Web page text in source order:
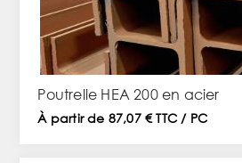
Poutrelle HEA 200 en acier
À partir de 87,07 € TTC / PC